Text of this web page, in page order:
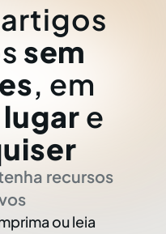
artigos
sem
, em
e
recursos
ou leia